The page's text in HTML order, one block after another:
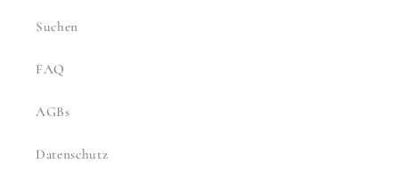
Suchen
FAQ
AGBs
Datenschutz